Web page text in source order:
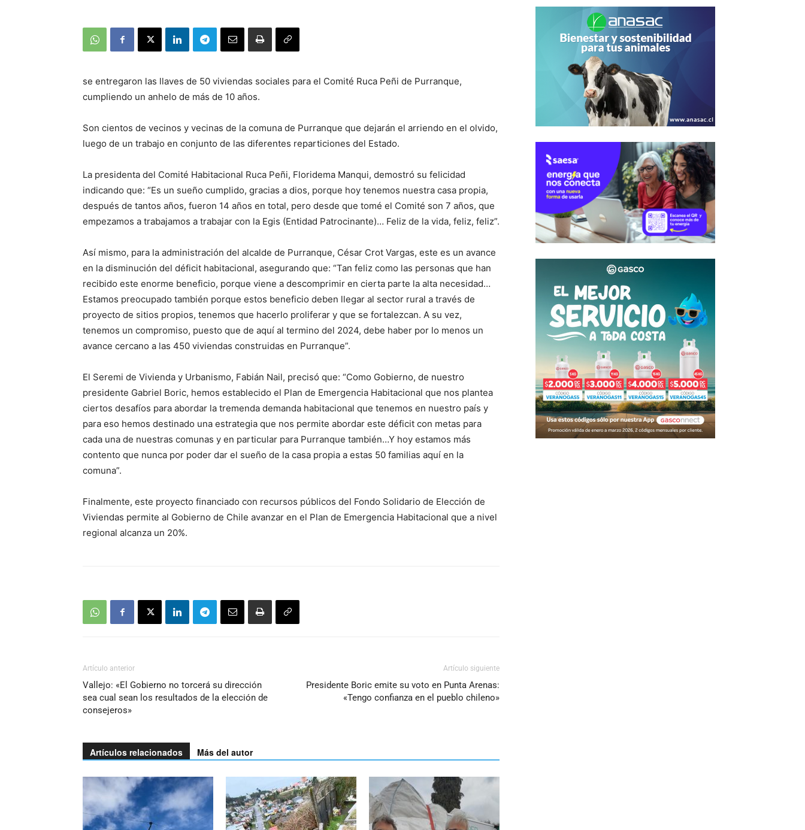
se entregaron las llaves de 50 viviendas sociales para el Comité Ruca Peñi de Purranque,
cumpliendo un anhelo de más de 10 años.
Son cientos de vecinos y vecinas de la comuna de Purranque que dejarán el arriendo en el olvido,
luego de un trabajo en conjunto de las diferentes reparticiones del Estado.
La presidenta del Comité Habitacional Ruca Peñi, Floridema Manqui, demostró su felicidad
indicando que: “Es un sueño cumplido, gracias a dios, porque hoy tenemos nuestra casa propia,
después de tantos años, fueron 14 años en total, pero desde que tomé el Comité son 7 años, que
empezamos a trabajamos a trabajar con la Egis (Entidad Patrocinante)… Feliz de la vida, feliz, feliz”.
Así mismo, para la administración del alcalde de Purranque, César Crot Vargas, este es un avance
en la disminución del déficit habitacional, asegurando que: “Tan feliz como las personas que han
recibido este enorme beneficio, porque viene a descomprimir en cierta parte la alta necesidad…
Estamos preocupado también porque estos beneficio deben llegar al sector rural a través de
proyecto de sitios propios, tenemos que hacerlo proliferar y que se fortalezcan. A su vez,
tenemos un compromiso, puesto que de aquí al termino del 2024, debe haber por lo menos un
avance cercano a las 450 viviendas construidas en Purranque”.
El Seremi de Vivienda y Urbanismo, Fabián Nail, precisó que: “Como Gobierno, de nuestro
presidente Gabriel Boric, hemos establecido el Plan de Emergencia Habitacional que nos plantea
ciertos desafíos para abordar la tremenda demanda habitacional que tenemos en nuestro país y
para eso hemos destinado una estrategia que nos permite abordar este déficit con metas para
cada una de nuestras comunas y en particular para Purranque también…Y hoy estamos más
contento que nunca por poder dar el sueño de la casa propia a estas 50 familias aquí en la
comuna”.
Finalmente, este proyecto financiado con recursos públicos del Fondo Solidario de Elección de
Viviendas permite al Gobierno de Chile avanzar en el Plan de Emergencia Habitacional que a nivel
regional alcanza un 20%.
Artículo anterior
Vallejo: «El Gobierno no torcerá su dirección
sea cual sean los resultados de la elección de
consejeros»
Artículo siguiente
Presidente Boric emite su voto en Punta Arenas:
«Tengo confianza en el pueblo chileno»
Artículos relacionados Más del autor